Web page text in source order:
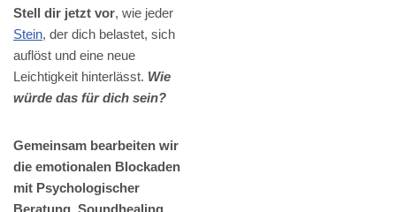
Stell dir jetzt vor, wie jeder
Stein, der dich belastet, sich
auflöst und eine neue
Leichtigkeit hinterlässt. Wie
würde das für dich sein?
Gemeinsam bearbeiten wir
die emotionalen Blockaden
mit Psychologischer
Beratung, Soundhealing